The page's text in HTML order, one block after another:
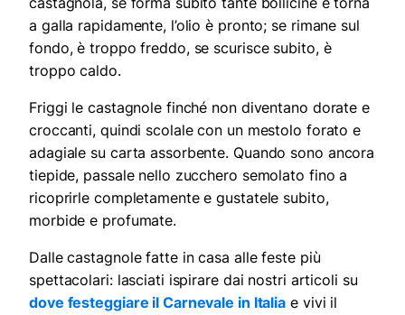
a galla rapidamente, l’olio è pronto; se rimane sul
fondo, è troppo freddo, se scurisce subito, è
troppo caldo.
Friggi le castagnole finché non diventano dorate e
croccanti, quindi scolale con un mestolo forato e
adagiale su carta assorbente. Quando sono ancora
tiepide, passale nello zucchero semolato fino a
ricoprirle completamente e gustatele subito,
morbide e profumate.
Dalle castagnole fatte in casa alle feste più
spettacolari: lasciati ispirare dai nostri articoli su
dove festeggiare il Carnevale in Italia e vivi il